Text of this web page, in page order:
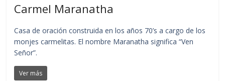
Carmel Maranatha
Casa de oración construida en los años 70’s a cargo de los
monjes carmelitas. El nombre Maranatha significa “Ven
Señor”.
Ver más